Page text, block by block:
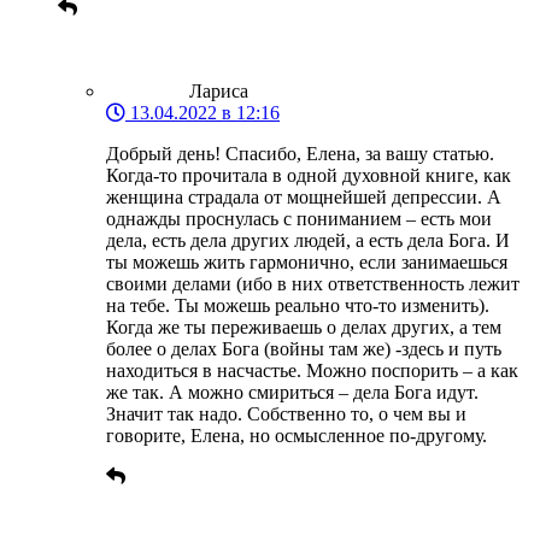
Лариса
13.04.2022 в 12:16
Добрый день! Спасибо, Елена, за вашу статью.
Когда-то прочитала в одной духовной книге, как
женщина страдала от мощнейшей депрессии. А
однажды проснулась с пониманием – есть мои
дела, есть дела других людей, а есть дела Бога. И
ты можешь жить гармонично, если занимаешься
своими делами (ибо в них ответственность лежит
на тебе. Ты можешь реально что-то изменить).
Когда же ты переживаешь о делах других, а тем
более о делах Бога (войны там же) -здесь и путь
находиться в насчастье. Можно поспорить – а как
же так. А можно смириться – дела Бога идут.
Значит так надо. Собственно то, о чем вы и
говорите, Елена, но осмысленное по-другому.